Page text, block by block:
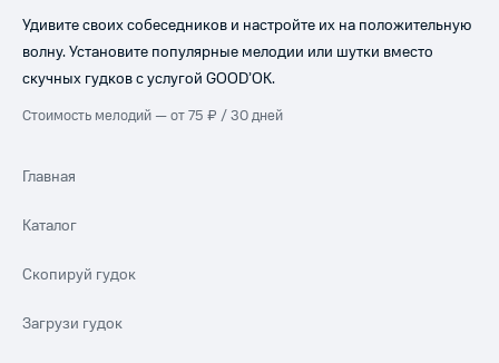
Удивите своих собеседников и настройте их на положительную
волну. Установите популярные мелодии или шутки вместо
скучных гудков с услугой GOOD’OK.
Стоимость мелодий — от 75 ₽ / 30 дней
Главная
Каталог
Скопируй гудок
Загрузи гудок